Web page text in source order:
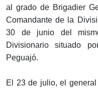
al grado de Brigadier
Comandante de la
30 de junio del
Divisionario situado
Peguajó.
El 23 de julio, el